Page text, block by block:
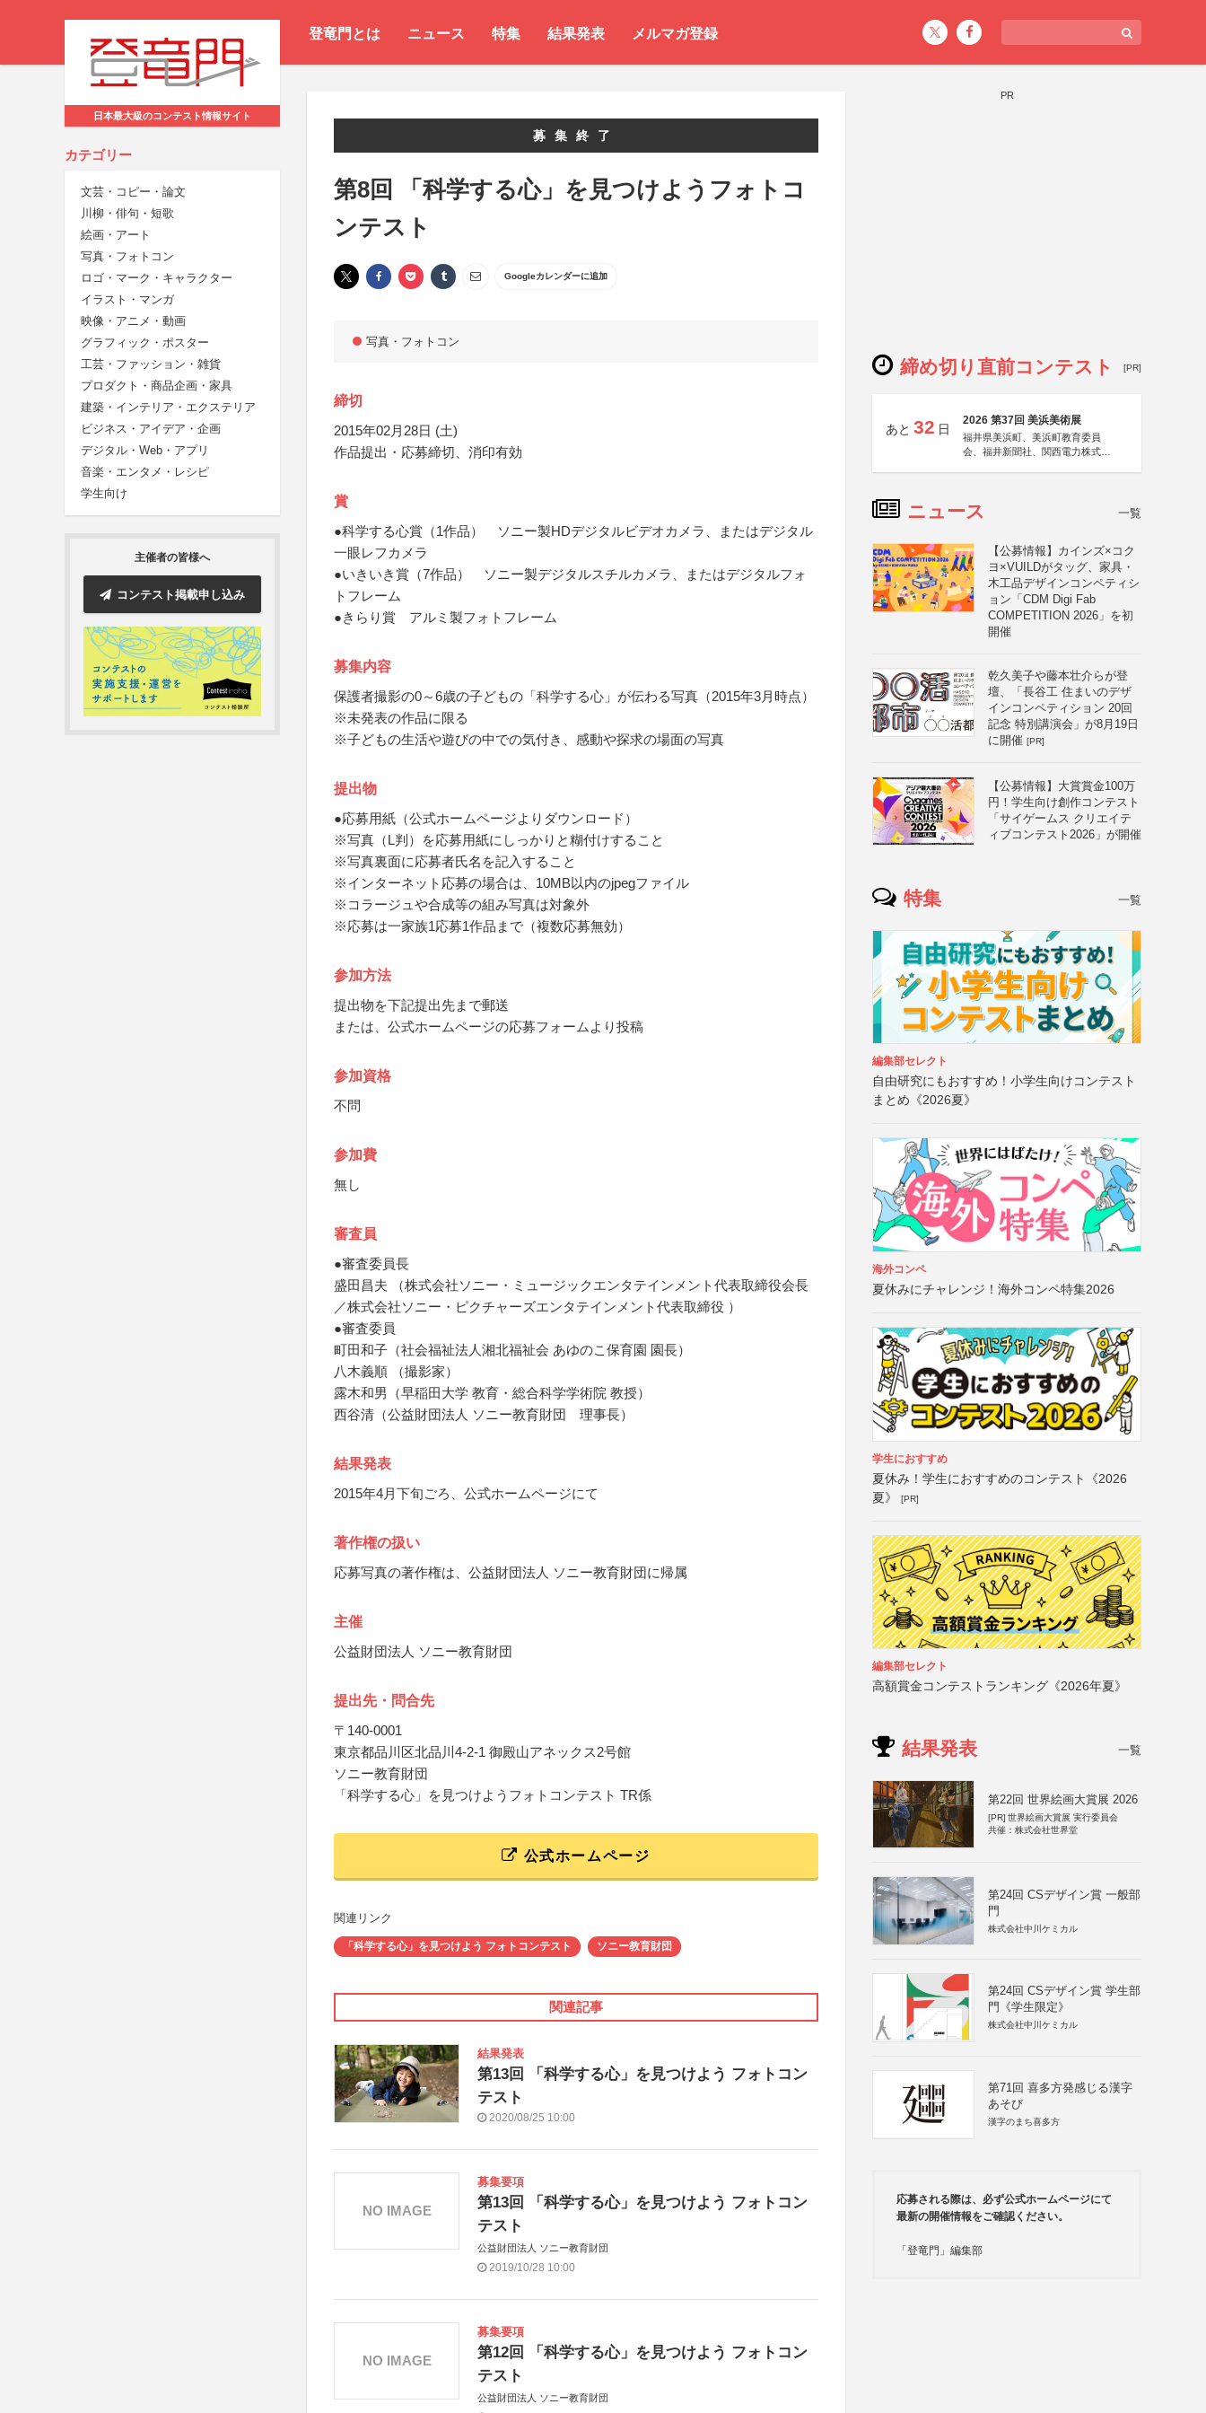
登竜門とは ニュース 特集 結果発表 メルマガ登録
日本最大級のコンテスト情報サイト
カテゴリー
文芸・コピー・論文
川柳・俳句・短歌
絵画・アート
写真・フォトコン
ロゴ・マーク・キャラクター
イラスト・マンガ
映像・アニメ・動画
グラフィック・ポスター
工芸・ファッション・雑貨
プロダクト・商品企画・家具
建築・インテリア・エクステリア
ビジネス・アイデア・企画
デジタル・Web・アプリ
音楽・エンタメ・レシピ
学生向け
主催者の皆様へ
コンテスト掲載申し込み
募集終了
第8回 「科学する心」を見つけようフォトコ
ンテスト
Googleカレンダーに追加
写真・フォトコン
締切
2015年02月28日 (土)
作品提出・応募締切、消印有効
賞
●科学する心賞（1作品） ソニー製HDデジタルビデオカメラ、またはデジタル
一眼レフカメラ
●いきいき賞（7作品） ソニー製デジタルスチルカメラ、またはデジタルフォ
トフレーム
●きらり賞 アルミ製フォトフレーム
募集内容
保護者撮影の0～6歳の子どもの「科学する心」が伝わる写真（2015年3月時点）
※未発表の作品に限る
※子どもの生活や遊びの中での気付き、感動や探求の場面の写真
提出物
●応募用紙（公式ホームページよりダウンロード）
※写真（L判）を応募用紙にしっかりと糊付けすること
※写真裏面に応募者氏名を記入すること
※インターネット応募の場合は、10MB以内のjpegファイル
※コラージュや合成等の組み写真は対象外
※応募は一家族1応募1作品まで（複数応募無効）
参加方法
提出物を下記提出先まで郵送
または、公式ホームページの応募フォームより投稿
参加資格
不問
参加費
無し
審査員
●審査委員長
盛田昌夫 （株式会社ソニー・ミュージックエンタテインメント代表取締役会長
／株式会社ソニー・ピクチャーズエンタテインメント代表取締役 ）
●審査委員
町田和子（社会福祉法人湘北福祉会 あゆのこ保育園 園長）
八木義順 （撮影家）
露木和男（早稲田大学 教育・総合科学学術院 教授）
西谷清（公益財団法人 ソニー教育財団 理事長）
結果発表
2015年4月下旬ごろ、公式ホームページにて
著作権の扱い
応募写真の著作権は、公益財団法人 ソニー教育財団に帰属
主催
公益財団法人 ソニー教育財団
提出先・問合先
〒140-0001
東京都品川区北品川4-2-1 御殿山アネックス2号館
ソニー教育財団
「科学する心」を見つけようフォトコンテスト TR係
公式ホームページ
関連リンク
「科学する心」を見つけよう フォトコンテスト ソニー教育財団
関連記事
結果発表
第13回 「科学する心」を見つけよう フォトコン
テスト
2020/08/25 10:00
募集要項
第13回 「科学する心」を見つけよう フォトコン
テスト
公益財団法人 ソニー教育財団
2019/10/28 10:00
NO IMAGE
募集要項
第12回 「科学する心」を見つけよう フォトコン
テスト
公益財団法人 ソニー教育財団
NO IMAGE
PR
締め切り直前コンテスト [PR]
あと 32 日
2026 第37回 美浜美術展
福井県美浜町、美浜町教育委員
会、福井新聞社、関西電力株式会
ニュース 一覧
【公募情報】カインズ×コク
ヨ×VUILDがタッグ、家具・
木工品デザインコンペティシ
ョン「CDM Digi Fab
COMPETITION 2026」を初
開催
乾久美子や藤本壮介らが登
壇、「長谷工 住まいのデザ
インコンペティション 20回
記念 特別講演会」が8月19日
に開催 [PR]
【公募情報】大賞賞金100万
円！学生向け創作コンテスト
「サイゲームス クリエイテ
ィブコンテスト2026」が開催
特集 一覧
編集部セレクト
自由研究にもおすすめ！小学生向けコンテスト
まとめ《2026夏》
海外コンペ
夏休みにチャレンジ！海外コンペ特集2026
学生におすすめ
夏休み！学生におすすめのコンテスト《2026
夏》
[PR]
編集部セレクト
高額賞金コンテストランキング《2026年夏》
結果発表 一覧
第22回 世界絵画大賞展 2026
[PR] 世界絵画大賞展 実行委員会
共催：株式会社世界堂
第24回 CSデザイン賞 一般部
門
株式会社中川ケミカル
第24回 CSデザイン賞 学生部
門《学生限定》
株式会社中川ケミカル
第71回 喜多方発感じる漢字
あそび
漢字のまち喜多方
応募される際は、必ず公式ホームページにて
最新の開催情報をご確認ください。
「登竜門」編集部